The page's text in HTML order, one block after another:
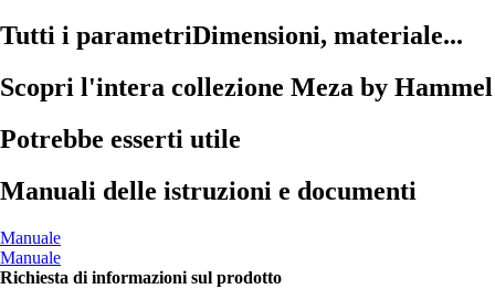
Tutti i parametriDimensioni, materiale...
Scopri l'intera collezione Meza by Hammel
Potrebbe esserti utile
Manuali delle istruzioni e documenti
Manuale
Manuale
Richiesta di informazioni sul prodotto